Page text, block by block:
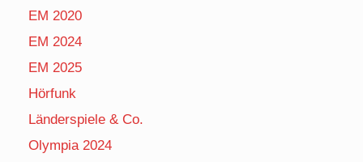
EM 2020
EM 2024
EM 2025
Hörfunk
Länderspiele & Co.
Olympia 2024